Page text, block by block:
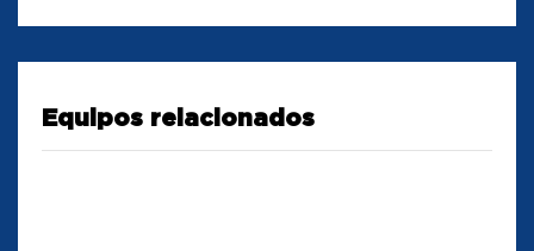
Equipos relacionados